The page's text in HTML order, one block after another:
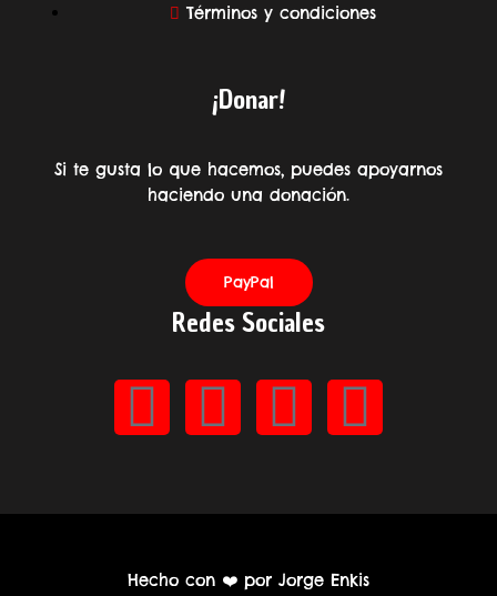
Términos y condiciones
¡Donar!
Si te gusta lo que hacemos, puedes apoyarnos
haciendo una donación.
PayPal
Redes Sociales
Hecho con ❤️ por Jorge Enkis